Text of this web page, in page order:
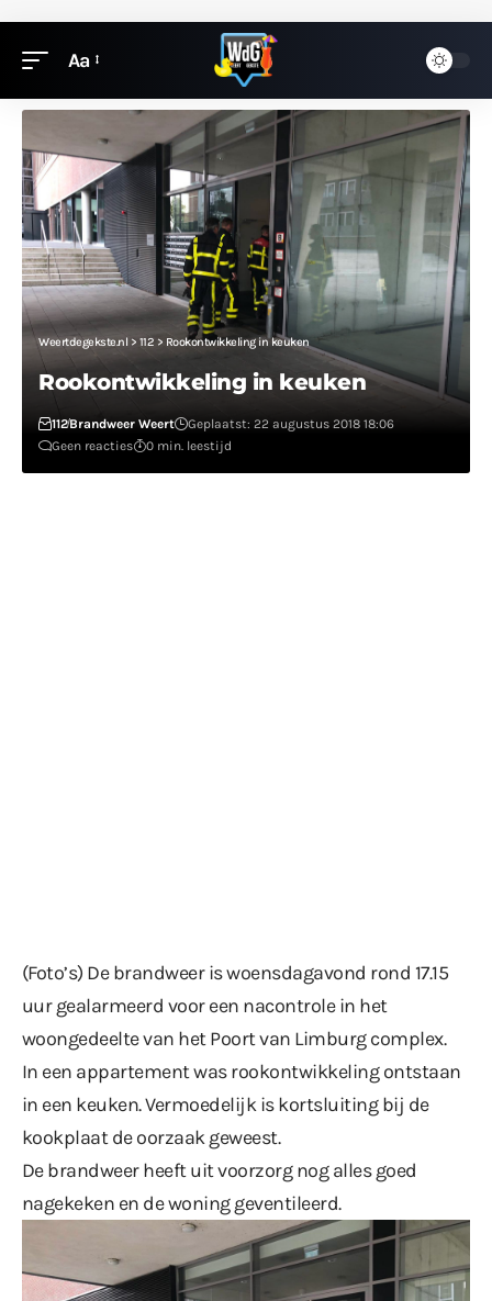
Aa
Weertdegekste.nl > 112 > Rookontwikkeling in keuken
Rookontwikkeling in keuken
112Brandweer Weert
Geplaatst: 22 augustus 2018 18:06
Geen reacties
0 min. leestijd
(Foto’s) De brandweer is woensdagavond rond 17.15
uur gealarmeerd voor een nacontrole in het
woongedeelte van het Poort van Limburg complex.
In een appartement was rookontwikkeling ontstaan
in een keuken. Vermoedelijk is kortsluiting bij de
kookplaat de oorzaak geweest.
De brandweer heeft uit voorzorg nog alles goed
nagekeken en de woning geventileerd.